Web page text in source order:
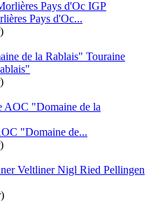
Pays d'Oc...
Touraine
"Domaine de...
Nigl Ried Pellingen